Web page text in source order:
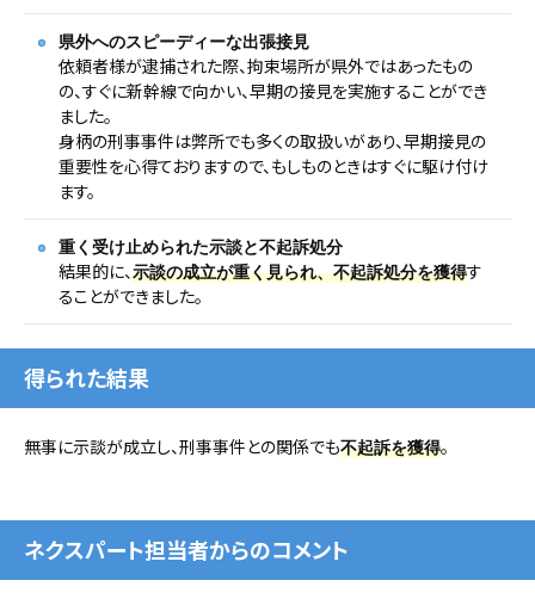
県外へのスピーディーな出張接見
依頼者様が逮捕された際、拘束場所が県外ではあったもの
の、すぐに新幹線で向かい、早期の接見を実施することができ
ました。
身柄の刑事事件は弊所でも多くの取扱いがあり、早期接見の
重要性を心得ておりますので、もしものときはすぐに駆け付け
ます。
重く受け止められた示談と不起訴処分
結果的に、示談の成立が重く見られ、不起訴処分を獲得す
ることができました。
得られた結果
無事に示談が成立し、刑事事件との関係でも不起訴を獲得。
ネクスパート担当者からのコメント